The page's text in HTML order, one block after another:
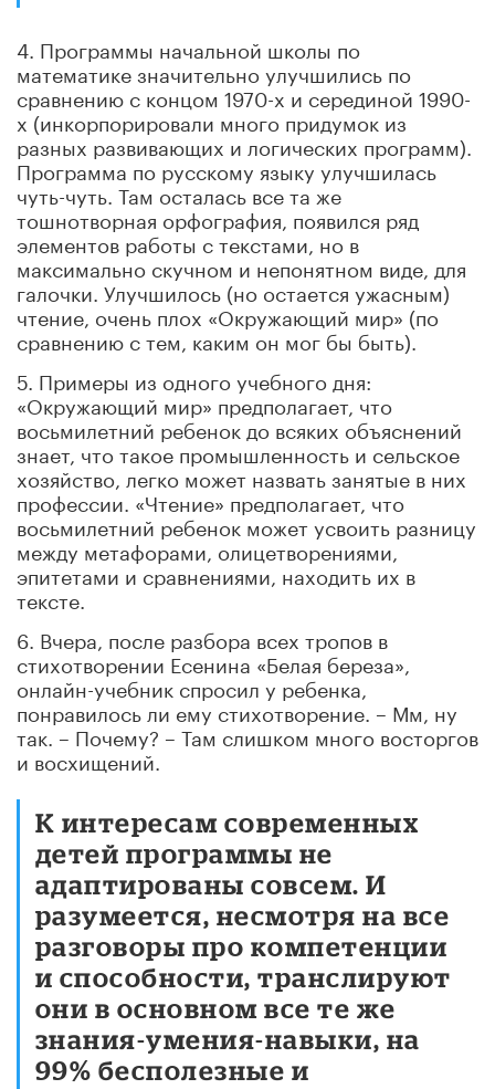
4. Программы начальной школы по
математике значительно улучшились по
сравнению с концом 1970-х и серединой 1990-
х (инкорпорировали много придумок из
разных развивающих и логических программ).
Программа по русскому языку улучшилась
чуть-чуть. Там осталась все та же
тошнотворная орфография, появился ряд
элементов работы с текстами, но в
максимально скучном и непонятном виде, для
галочки. Улучшилось (но остается ужасным)
чтение, очень плох «Окружающий мир» (по
сравнению с тем, каким он мог бы быть).
5. Примеры из одного учебного дня:
«Окружающий мир» предполагает, что
восьмилетний ребенок до всяких объяснений
знает, что такое промышленность и сельское
хозяйство, легко может назвать занятые в них
профессии. «Чтение» предполагает, что
восьмилетний ребенок может усвоить разницу
между метафорами, олицетворениями,
эпитетами и сравнениями, находить их в
тексте.
6. Вчера, после разбора всех тропов в
стихотворении Есенина «Белая береза»,
онлайн-учебник спросил у ребенка,
понравилось ли ему стихотворение. – Мм, ну
так. – Почему? – Там слишком много восторгов
и восхищений.
К интересам современных
детей программы не
адаптированы совсем. И
разумеется, несмотря на все
разговоры про компетенции
и способности, транслируют
они в основном все те же
знания-умения-навыки, на
99% бесполезные и